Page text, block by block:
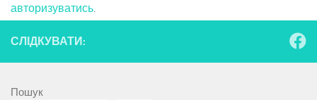
авторизуватись.
СЛІДКУВАТИ:
Пошук